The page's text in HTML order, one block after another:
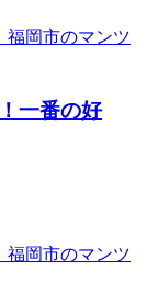
一番の好